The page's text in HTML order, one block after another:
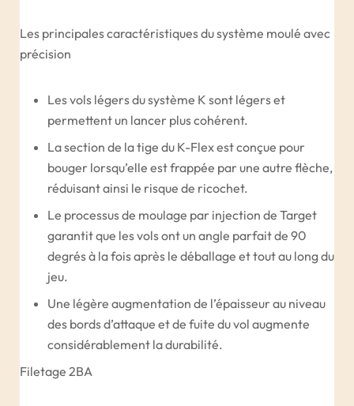
Les principales caractéristiques du système moulé avec
précision
Les vols légers du système K sont légers et
permettent un lancer plus cohérent.
La section de la tige du K-Flex est conçue pour
bouger lorsqu’elle est frappée par une autre flèche,
réduisant ainsi le risque de ricochet.
Le processus de moulage par injection de Target
garantit que les vols ont un angle parfait de 90
degrés à la fois après le déballage et tout au long du
jeu.
Une légère augmentation de l’épaisseur au niveau
des bords d’attaque et de fuite du vol augmente
considérablement la durabilité.
Filetage 2BA